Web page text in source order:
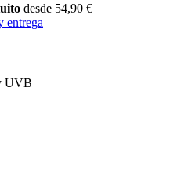
desde 54,90 €
entrega
UVB